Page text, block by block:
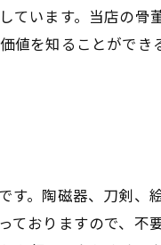
ています。当店の骨
値を知ることができ
す。陶磁器、刀剣、
ておりますので、不